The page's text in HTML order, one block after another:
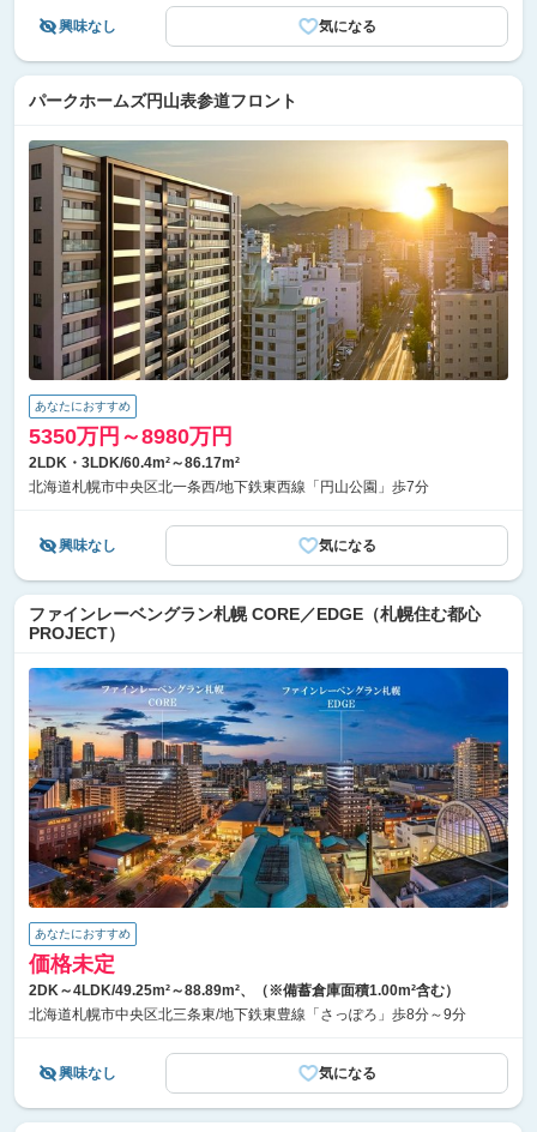
興味なし 気になる
パークホームズ円山表参道フロント
あなたにおすすめ
5350万円～8980万円
2LDK・3LDK/60.4m²～86.17m²
北海道札幌市中央区北一条西/地下鉄東西線「円山公園」歩7分
興味なし 気になる
ファインレーベングラン札幌 CORE／EDGE（札幌住む都心
PROJECT）
あなたにおすすめ
価格未定
2DK～4LDK/49.25m²～88.89m²、（※備蓄倉庫面積1.00m²含む）
北海道札幌市中央区北三条東/地下鉄東豊線「さっぽろ」歩8分～9分
興味なし 気になる